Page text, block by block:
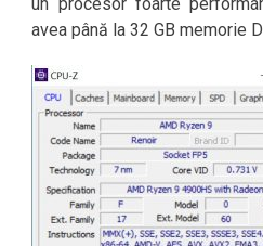
avea până la 32 GB memorie